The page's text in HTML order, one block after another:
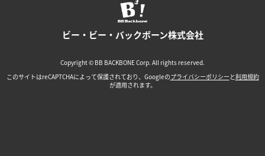
ビー・ビー・バックボーン株式会社
Copyright © BB BACKBONE Corp. All rights reserved.
このサイトはreCAPTCHAによって保護されており、Googleのプライバシーポリシー と利用規約
が適用されます。